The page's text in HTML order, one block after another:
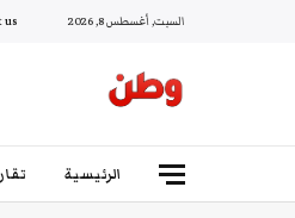
السبت, أغسطس 8, 2026 us
الرئيسية